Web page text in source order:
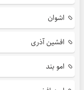
اشوان
افشین آذری
امو بند